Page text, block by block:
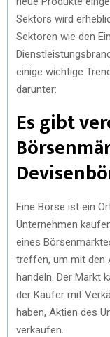
Sektors wird
Sektoren wie den
einige wichtige
darunter:
Es gibt
Eine Börse ist ein
Unternehmen
eines
treffen, um mit den
handeln. Der Markt
der Käufer mit
haben, Aktien des
verkaufen.